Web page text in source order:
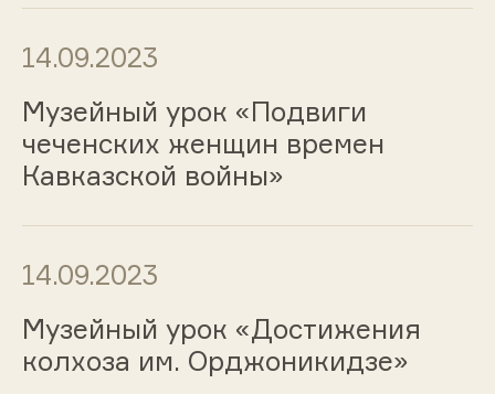
14.09.2023
Музейный урок «Подвиги
чеченских женщин времен
Кавказской войны»
14.09.2023
Музейный урок «Достижения
колхоза им. Орджоникидзе»